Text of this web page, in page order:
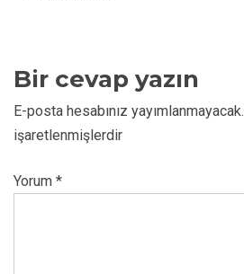
Bir cevap yazın
E-posta hesabınız yayımlanmayacak.
işaretlenmişlerdir
Yorum *